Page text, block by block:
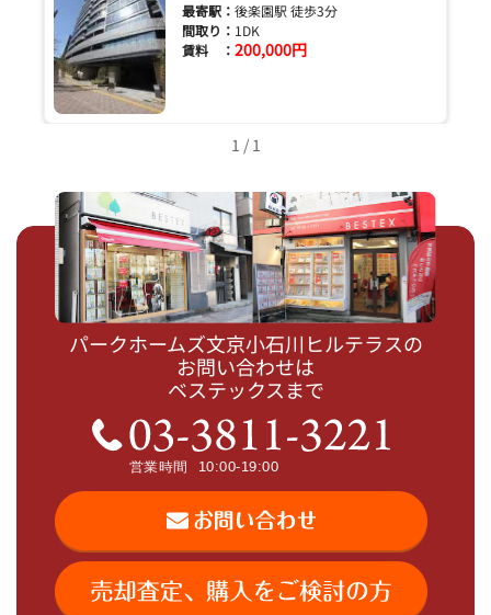
最寄駅： 後楽園駅 徒歩3分
間取り： 1DK
賃料 ： 200,000円
1 / 1
パークホームズ文京小石川ヒルテラスの
お問い合わせは
ベステックスまで